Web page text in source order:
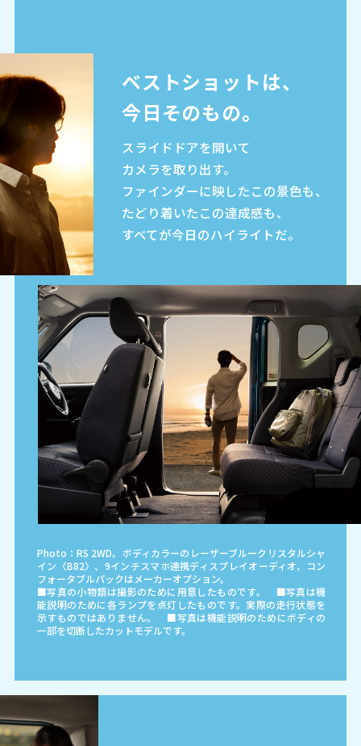
ベストショットは、
今日そのもの。
スライドドアを開いて
カメラを取り出す。
ファインダーに映したこの景色も、
たどり着いたこの達成感も、
すべてが今日のハイライトだ。
Photo：RS 2WD。ボディカラーのレーザーブルークリスタルシャ
イン〈B82〉、9インチスマホ連携ディスプレイオーディオ、コン
フォータブルパックはメーカーオプション。
■写真の小物類は撮影のために用意したものです。 ■写真は機
能説明のために各ランプを点灯したものです。実際の走行状態を
示すものではありません。 ■写真は機能説明のためにボディの
一部を切断したカットモデルです。